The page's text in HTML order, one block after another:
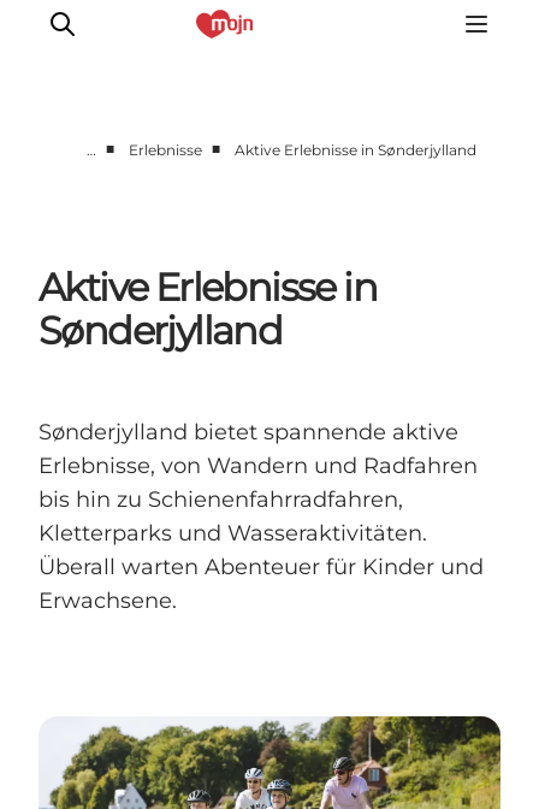
Events
Übernachtung
Plane deine Reise
… ■ Erlebnisse ■ Aktive Erlebnisse in Sønderjylland
Aktive Erlebnisse in
Sønderjylland
Sønderjylland bietet spannende aktive
Erlebnisse, von Wandern und Radfahren
bis hin zu Schienenfahrradfahren,
Kletterparks und Wasseraktivitäten.
Überall warten Abenteuer für Kinder und
Erwachsene.